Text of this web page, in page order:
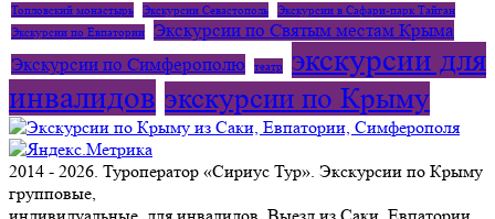
Топловский монастырь Экскурсии Севастополь Экскурсии в Сафари-парк Тайган
Экскурсии по Евпатории Экскурсии по Святым местам Крыма
Экскурсии по Симферополю
театр
экскурсии для
инвалидов экскурсии по Крыму
2014 - 2026. Туроператор «Сириус Тур». Экскурсии по Крыму
групповые,